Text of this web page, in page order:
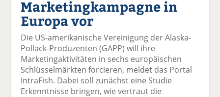
el
a
F
ac
e
b
o
o
el
t
tt
n
el
a
Li
k
e
di
E
ai
l
ck
Marketingkampagne in
Europa vor
Die US-amerikanische Vereinigung der Alaska-
Pollack-Produzenten (GAPP) will ihre
Marketingaktivitäten in sechs europäischen
Schlüsselmärkten forcieren, meldet das Portal
IntraFish. Dabei soll zunächst eine Studie
Erkenntnisse bringen, wie vertraut die